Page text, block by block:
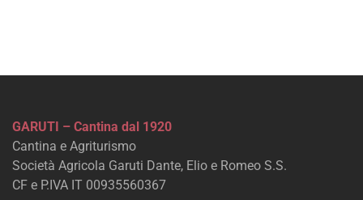
GARUTI – Cantina dal 1920
Cantina e Agriturismo
Società Agricola Garuti Dante, Elio e Romeo S.S.
CF e P.IVA IT 00935560367